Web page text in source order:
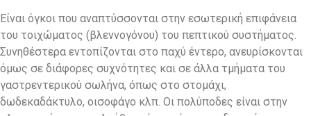
Είναι όγκοι που αναπτύσσονται στην εσωτερική επιφάνεια
του τοιχώματος (βλεννογόνου) του πεπτικού συστήματος.
Συνηθέστερα εντοπίζονται στο παχύ έντερο, ανευρίσκονται
όμως σε διάφορες συχνότητες και σε άλλα τμήματα του
γαστρεντερικού σωλήνα, όπως στο στομάχι,
δωδεκαδάκτυλο, οισοφάγο κλπ. Οι πολύποδες είναι στην